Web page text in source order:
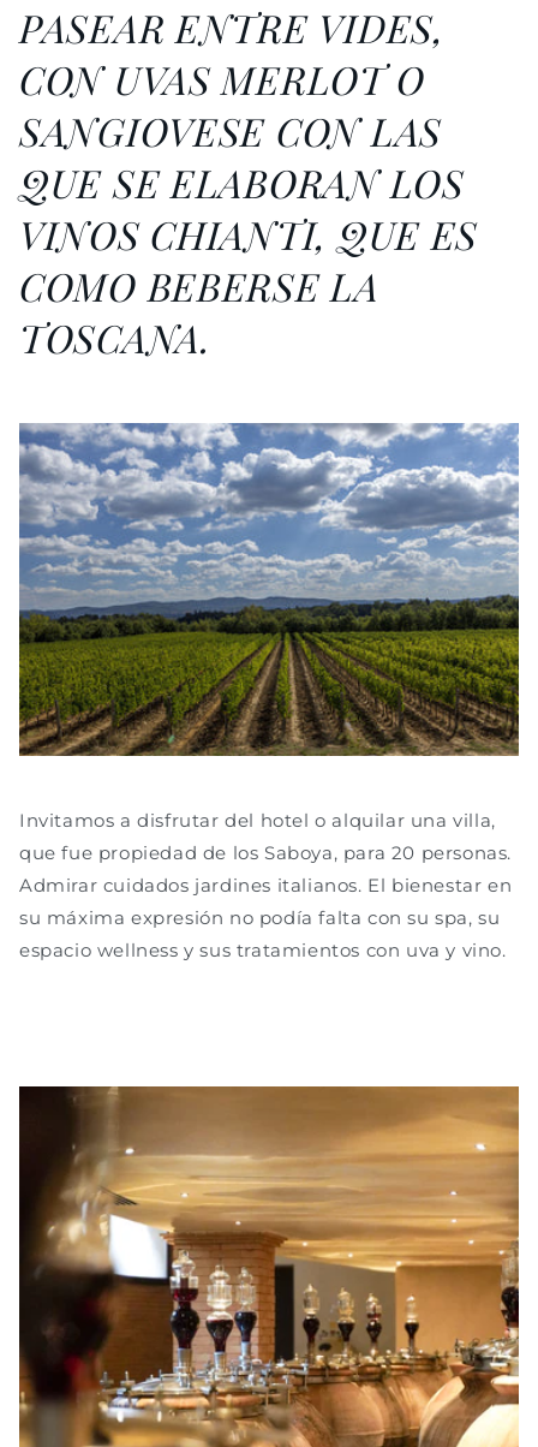
PASEAR ENTRE VIDES,
CON UVAS MERLOT O
SANGIOVESE CON LAS
QUE SE ELABORAN LOS
VINOS CHIANTI, QUE ES
COMO BEBERSE LA
TOSCANA.
Invitamos a disfrutar del hotel o alquilar una villa,
que fue propiedad de los Saboya, para 20 personas.
Admirar cuidados jardines italianos. El bienestar en
su máxima expresión no podía falta con su spa, su
espacio wellness y sus tratamientos con uva y vino.